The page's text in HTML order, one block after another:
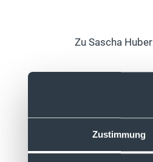
Zustimmung
Zu Sascha
Wenn du